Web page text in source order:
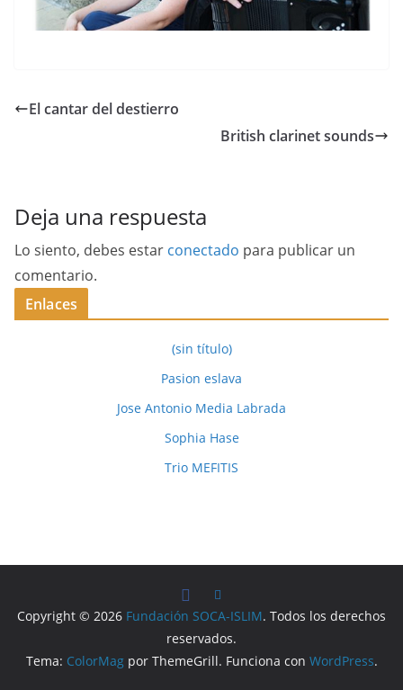
El cantar del destierro
British clarinet sounds
Deja una respuesta
Lo siento, debes estar conectado para publicar un
comentario.
Enlaces
(sin título)
Pasion eslava
Jose Antonio Media Labrada
Sophia Hase
Trio MEFITIS
Copyright © 2026 Fundación SOCA-ISLIM. Todos los derechos
reservados.
Tema: ColorMagpor ThemeGrill. Funciona con WordPress.